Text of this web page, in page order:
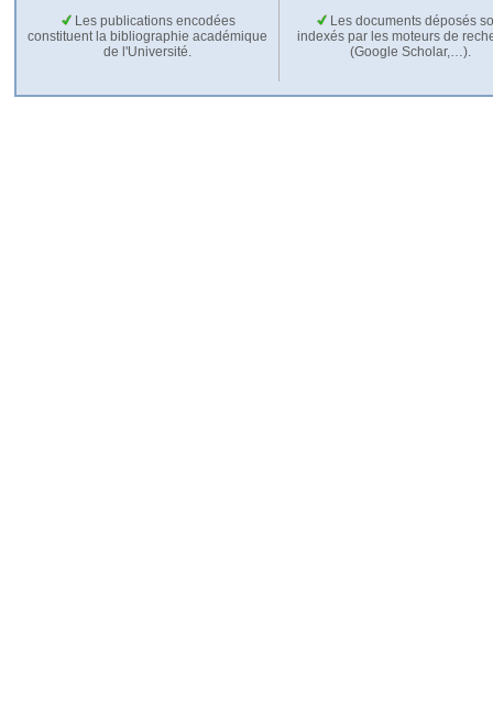
Les publications encodées
constituent la bibliographie académique
de l'Université.
Les documents déposés
indexés par les moteurs de
(Google Scholar,…).